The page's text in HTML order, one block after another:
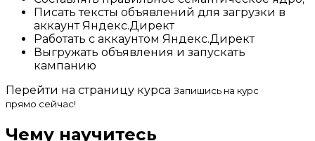
Писать тексты объявлений для загрузки в
аккаунт Яндекс.Директ
Работать с аккаунтом Яндекс.Директ
Выгружать объявления и запускать
кампанию
Перейти на страницу курса Запишись на курс
прямо сейчас!
Чему научитесь